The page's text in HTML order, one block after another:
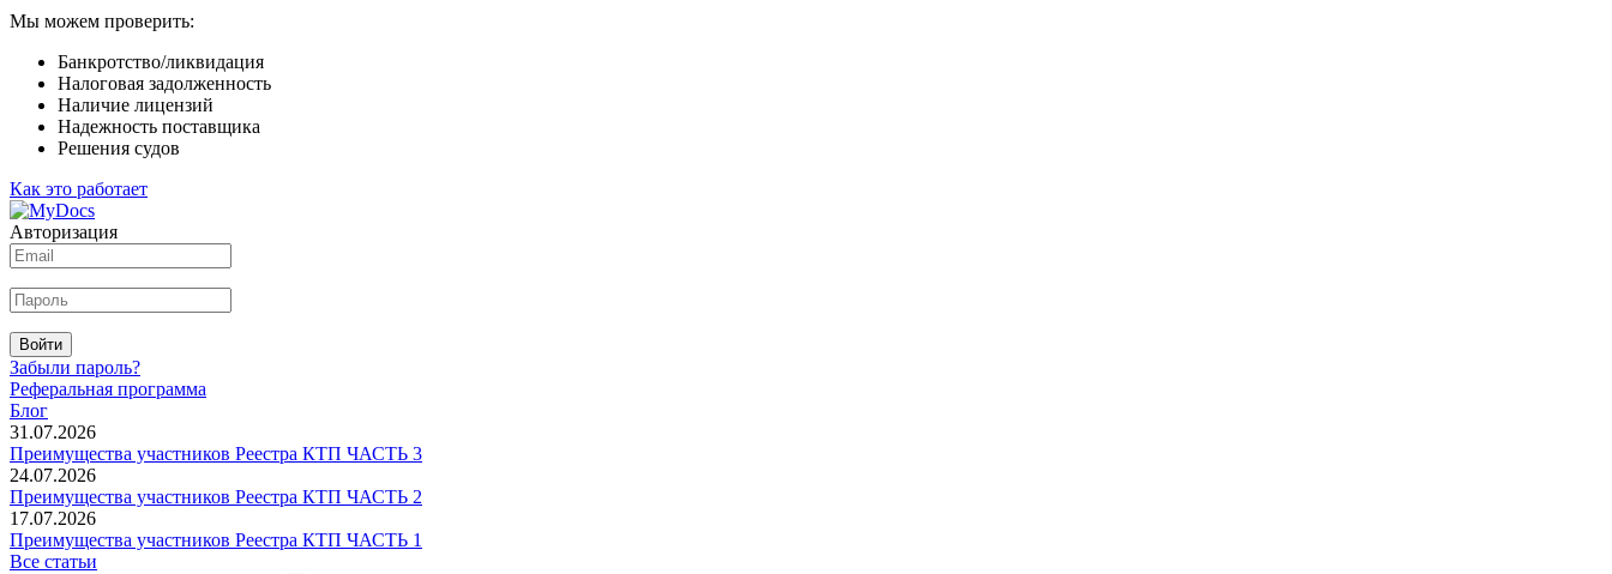
Мы можем проверить:
Банкротство/ликвидация
Налоговая задолженность
Наличие лицензий
Надежность поставщика
Решения судов
Как это работает
Авторизация
Войти
Забыли пароль?
Реферальная программа
Блог
31.07.2026
Преимущества участников Реестра КТП ЧАСТЬ 3
24.07.2026
Преимущества участников Реестра КТП ЧАСТЬ 2
17.07.2026
Преимущества участников Реестра КТП ЧАСТЬ 1
Все статьи